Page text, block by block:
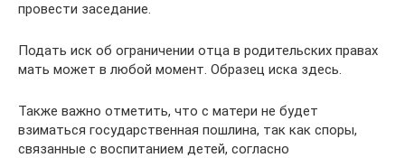
провести заседание.
Подать иск об ограничении отца в родительских правах
мать может в любой момент. Образец иска здесь.
Также важно отметить, что с матери не будет
взиматься государственная пошлина, так как споры,
связанные с воспитанием детей, согласно